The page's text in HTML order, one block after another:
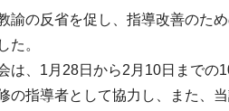
諭の反省を促し、指導改善のた
た。
は、1月28日から2月10日までの
の指導者として協力し、また、